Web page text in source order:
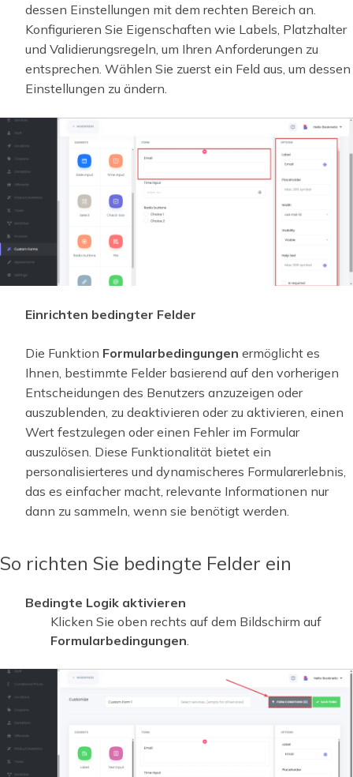
dessen Einstellungen mit dem rechten Bereich an.
Konfigurieren Sie Eigenschaften wie Labels, Platzhalter
und Validierungsregeln, um Ihren Anforderungen zu
entsprechen. Wählen Sie zuerst ein Feld aus, um dessen
Einstellungen zu ändern.
Einrichten bedingter Felder
Die Funktion Formularbedingungen ermöglicht es
Ihnen, bestimmte Felder basierend auf den vorherigen
Entscheidungen des Benutzers anzuzeigen oder
auszublenden, zu deaktivieren oder zu aktivieren, einen
Wert festzulegen oder einen Fehler im Formular
auszulösen. Diese Funktionalität bietet ein
personalisierteres und dynamischeres Formularerlebnis,
das es einfacher macht, relevante Informationen nur
dann zu sammeln, wenn sie benötigt werden.
So richten Sie bedingte Felder ein
Bedingte Logik aktivieren
Klicken Sie oben rechts auf dem Bildschirm auf
Formularbedingungen.